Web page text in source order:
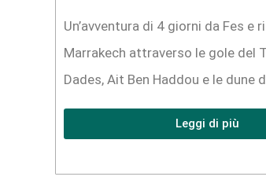
Un’avventura di 4 giorni da Fes e
Marrakech attraverso le gole del
Dades, Ait Ben Haddou e le dune
Leggi di più